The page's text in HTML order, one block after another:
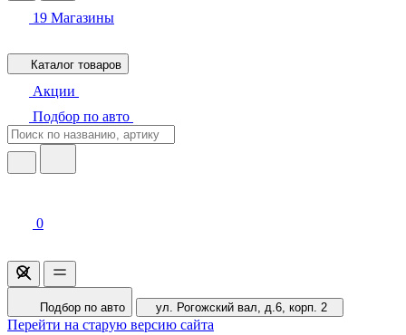
19 Магазины
Каталог товаров
Акции
Подбор по авто
0
Подбор по авто ул. Рогожский вал, д.6, корп. 2
Перейти на старую версию сайта